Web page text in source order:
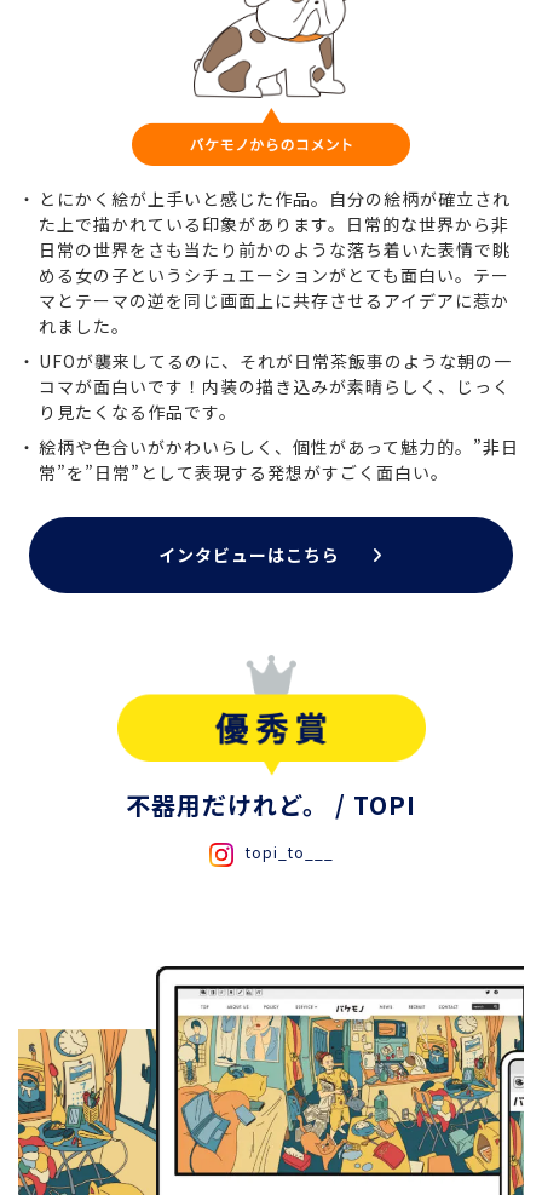
とにかく絵が上手いと感じた作品。自分の絵柄が確立され
た上で描かれている印象があります。日常的な世界から非
日常の世界をさも当たり前かのような落ち着いた表情で眺
める女の子というシチュエーションがとても面白い。テー
マとテーマの逆を同じ画面上に共存させるアイデアに惹か
れました。
UFOが襲来してるのに、それが日常茶飯事のような朝の一
コマが面白いです！内装の描き込みが素晴らしく、じっく
り見たくなる作品です。
絵柄や色合いがかわいらしく、個性があって魅力的。”非日
常”を”日常”として表現する発想がすごく面白い。
インタビューはこちら
不器用だけれど。 / TOPI
topi_to___